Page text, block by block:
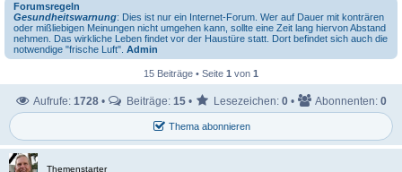
Forumsregeln
Gesundheitswarnung: Dies ist nur ein Internet-Forum. Wer auf Dauer mit konträren
oder mißliebigen Meinungen nicht umgehen kann, sollte eine Zeit lang hiervon Abstand
nehmen. Das wirkliche Leben findet vor der Haustüre statt. Dort befindet sich auch die
notwendige "frische Luft". Admin
15 Beiträge • Seite 1 von 1
Thema abonnieren
Aufrufe: 1728 • Beiträge: 15 • Lesezeichen: 0 • Abonnenten: 0
Themenstarter